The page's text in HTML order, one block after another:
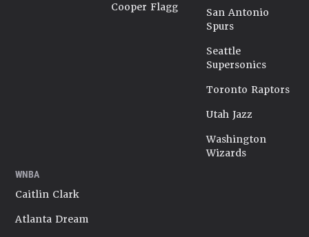
Cooper Flagg
San Antonio
Spurs
Seattle
Supersonics
Toronto Raptors
Utah Jazz
Washington
Wizards
WNBA
Caitlin Clark
Atlanta Dream